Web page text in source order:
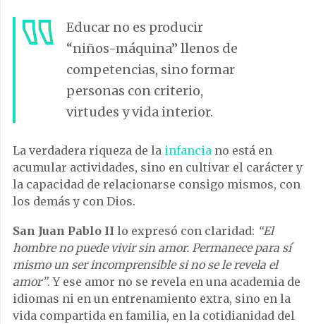
Educar no es producir
“niños-máquina” llenos de
competencias, sino formar
personas con criterio,
virtudes y vida interior.
La verdadera riqueza de la infancia no está en
acumular actividades, sino en cultivar el carácter y
la capacidad de relacionarse consigo mismos, con
los demás y con Dios.
San Juan Pablo II lo expresó con claridad: “El
hombre no puede vivir sin amor. Permanece para sí
mismo un ser incomprensible si no se le revela el
amor”. Y ese amor no se revela en una academia de
idiomas ni en un entrenamiento extra, sino en la
vida compartida en familia, en la cotidianidad del